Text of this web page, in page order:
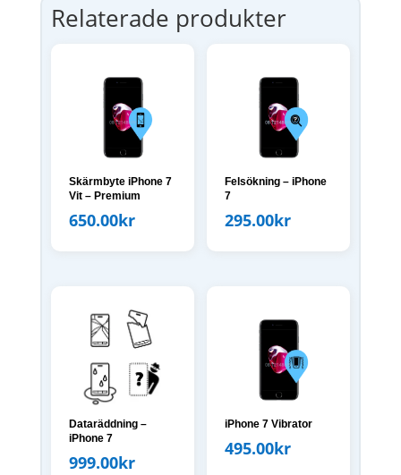
Relaterade produkter
Skärmbyte iPhone 7
Vit – Premium
650.00kr
Felsökning – iPhone
7
295.00kr
Dataräddning –
iPhone 7
999.00kr
iPhone 7 Vibrator
495.00kr